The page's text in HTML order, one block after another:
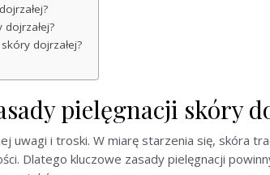
dojrzałej?
pielęgnacji skóry
uwagi i troski. W miarę starzenia się, skóra
Dlatego kluczowe zasady pielęgnacji